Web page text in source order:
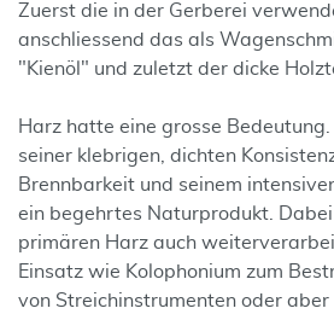
Zuerst die in der Gerberei
anschliessend das als
"Kienöl" und zuletzt der dicke
Harz hatte eine grosse
seiner klebrigen, dichten
Brennbarkeit und seinem
ein begehrtes Naturprodukt.
primären Harz auch
Einsatz wie Kolophonium zum
von Streichinstrumenten oder